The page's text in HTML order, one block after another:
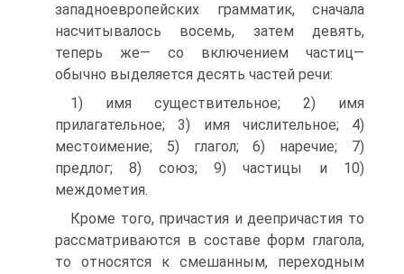
западноевропейских грамматик, сначала
насчитывалось восемь, затем девять,
теперь же— со включением частиц—
обычно выделяется десять частей речи:
1) имя существительное; 2) имя
прилагательное; 3) имя числительное; 4)
местоимение; 5) глагол; 6) наречие; 7)
предлог; 8) союз; 9) частицы и 10)
междометия.
Кроме того, причастия и деепричастия то
рассматриваются в составе форм глагола,
то относятся к смешанным, переходным